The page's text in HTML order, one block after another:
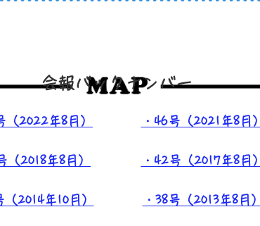
会報バックナンバー
（2022年8月） ・46号（2021年8月）
（2018年8月） ・42号（2017年8月）
（2014年10月） ・38号（2013年8月）